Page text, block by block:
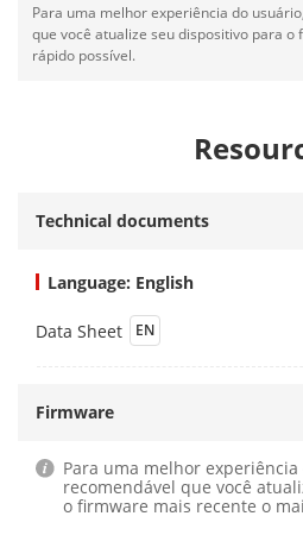
Para uma melhor experiência do
que você atualize seu dispositivo para
rápido possível.
Technical documents
Language: English
Data Sheet EN
Firmware
Para uma melhor
recomendável que você
o firmware mais recente o